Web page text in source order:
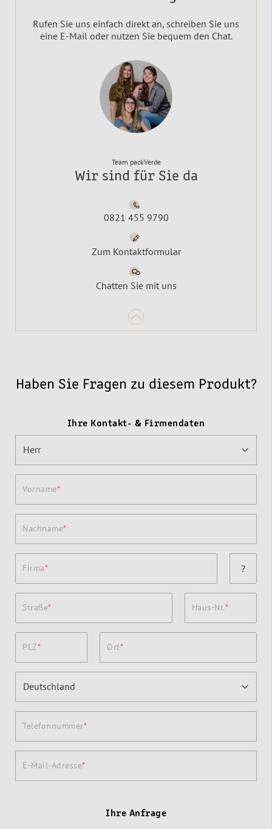
Rufen Sie uns einfach direkt an, schreiben Sie uns
eine E-Mail oder nutzen Sie bequem den Chat.
Team packVerde
Wir sind für Sie da
0821 455 9790
Zum Kontaktformular
Chatten Sie mit uns
Haben Sie Fragen zu diesem Produkt?
Ihre Kontakt- & Firmendaten
Vorname
Nachname
Firma ?
Straße Haus-Nr.
PLZ Ort
Telefonnummer
E-Mail-Adresse
Ihre Anfrage